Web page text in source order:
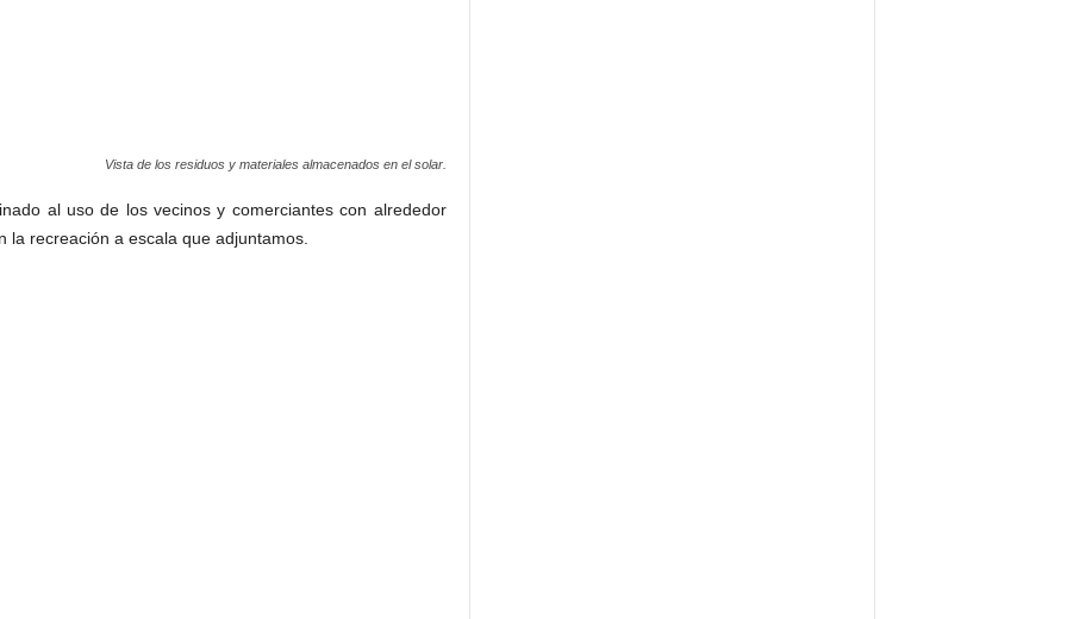
Vista de los residuos y materiales almacenados en el solar.
al uso de los vecinos y comerciantes con alrededor
recreación a escala que adjuntamos.